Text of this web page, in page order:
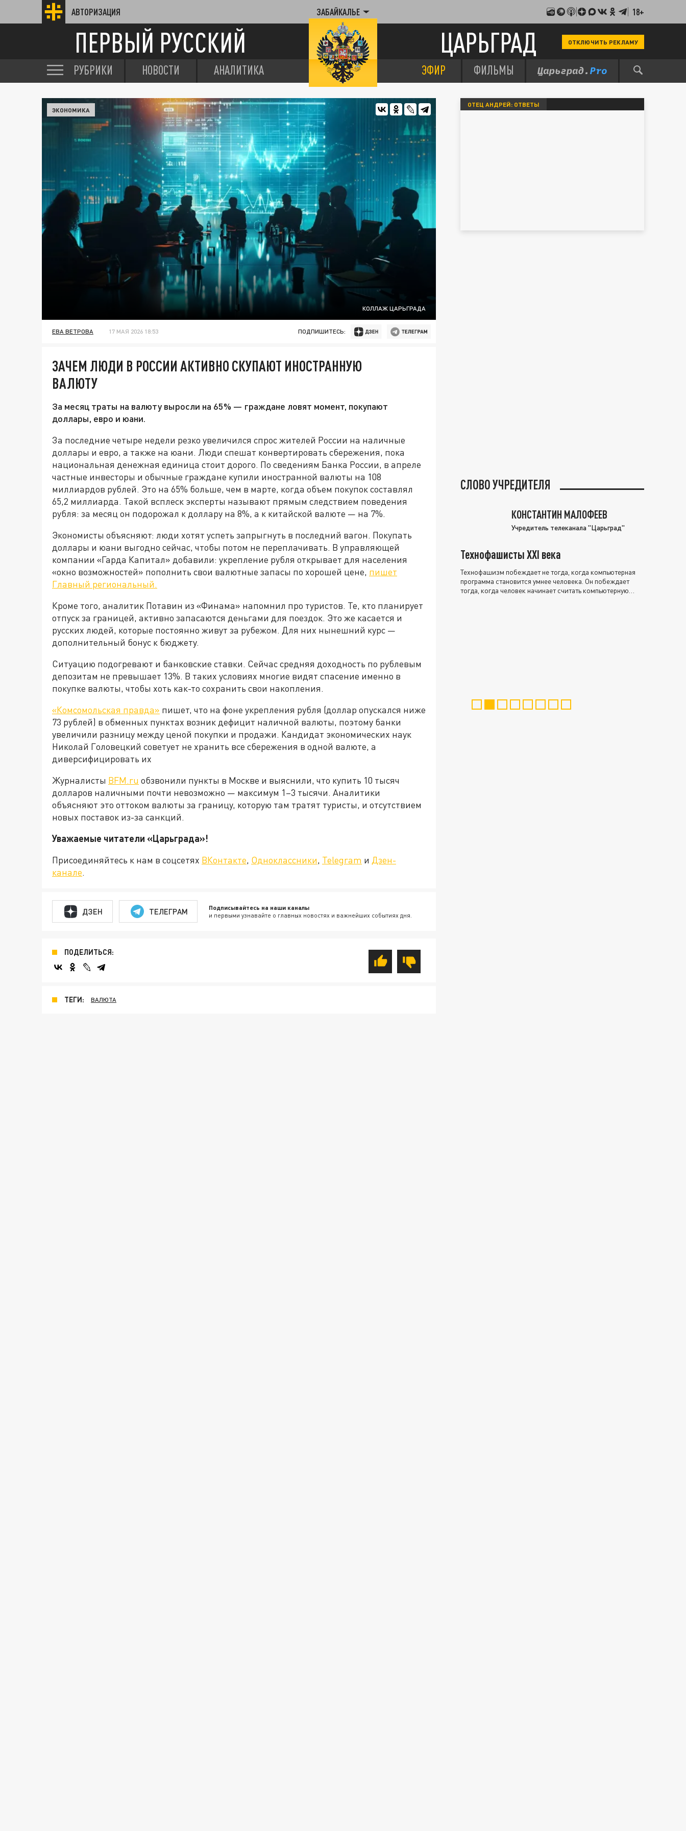
АВТОРИЗАЦИЯ ЗАБАЙКАЛЬЕ 18+
ПЕРВЫЙ РУССКИЙ ЦАРЬГРАД ОТКЛЮЧИТЬ РЕКЛАМУ
РУБРИКИ НОВОСТИ АНАЛИТИКА ЭФИР ФИЛЬМЫ
КОЛЛАЖ ЦАРЬГРАДА
ЭКОНОМИКА
ЕВА ВЕТРОВА 17 МАЯ 2026 18:53 ПОДПИШИТЕСЬ:
ЗАЧЕМ ЛЮДИ В РОССИИ АКТИВНО СКУПАЮТ ИНОСТРАННУЮ
ВАЛЮТУ
За месяц траты на валюту выросли на 65% — граждане ловят момент, покупают
доллары, евро и юани.
За последние четыре недели резко увеличился спрос жителей России на наличные
доллары и евро, а также на юани. Люди спешат конвертировать сбережения, пока
национальная денежная единица стоит дорого. По сведениям Банка России, в апреле
частные инвесторы и обычные граждане купили иностранной валюты на 108
миллиардов рублей. Это на 65% больше, чем в марте, когда объем покупок составлял
65,2 миллиарда. Такой всплеск эксперты называют прямым следствием поведения
рубля: за месяц он подорожал к доллару на 8%, а к китайской валюте — на 7%.
Экономисты объясняют: люди хотят успеть запрыгнуть в последний вагон. Покупать
доллары и юани выгодно сейчас, чтобы потом не переплачивать. В управляющей
компании «Гарда Капитал» добавили: укрепление рубля открывает для населения
«окно возможностей» пополнить свои валютные запасы по хорошей цене, пишет
Главный региональный.
Кроме того, аналитик Потавин из «Финама» напомнил про туристов. Те, кто планирует
отпуск за границей, активно запасаются деньгами для поездок. Это же касается и
русских людей, которые постоянно живут за рубежом. Для них нынешний курс —
дополнительный бонус к бюджету.
Ситуацию подогревают и банковские ставки. Сейчас средняя доходность по рублевым
депозитам не превышает 13%. В таких условиях многие видят спасение именно в
покупке валюты, чтобы хоть как-то сохранить свои накопления.
«Комсомольская правда» пишет, что на фоне укрепления рубля (доллар опускался ниже
73 рублей) в обменных пунктах возник дефицит наличной валюты, поэтому банки
увеличили разницу между ценой покупки и продажи. Кандидат экономических наук
Николай Головецкий советует не хранить все сбережения в одной валюте, а
диверсифицировать их
Журналисты BFM.ru обзвонили пункты в Москве и выяснили, что купить 10 тысяч
долларов наличными почти невозможно — максимум 1–3 тысячи. Аналитики
объясняют это оттоком валюты за границу, которую там тратят туристы, и отсутствием
новых поставок из-за санкций.
Уважаемые читатели «Царьграда»!
Присоединяйтесь к нам в соцсетях ВКонтакте, Одноклассники, Telegram и Дзен-
канале.
ДЗЕН ТЕЛЕГРАМ Подписывайтесь на наши каналы
и первыми узнавайте о главных новостях и важнейших событиях дня.
ПОДЕЛИТЬСЯ:
ТЕГИ: ВАЛЮТА
ОТЕЦ АНДРЕЙ: ОТВЕТЫ
СЛОВО УЧРЕДИТЕЛЯ
КОНСТАНТИН МАЛОФЕЕВ
Учредитель телеканала "Царьград"
Технофашисты XXI века
Технофашизм побеждает не тогда, когда компьютерная
программа становится умнее человека. Он побеждает
тогда, когда человек начинает считать компьютерную